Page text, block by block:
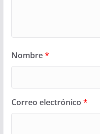
Nombre*
Correo electrónico *